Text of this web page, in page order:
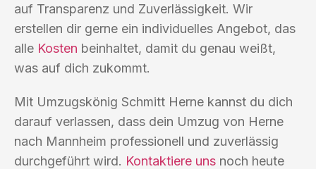
auf Transparenz und Zuverlässigkeit. Wir
erstellen dir gerne ein individuelles Angebot, das
alle Kosten beinhaltet, damit du genau weißt,
was auf dich zukommt.
Mit Umzugskönig Schmitt Herne kannst du dich
darauf verlassen, dass dein Umzug von Herne
nach Mannheim professionell und zuverlässig
durchgeführt wird. Kontaktiere uns noch heute